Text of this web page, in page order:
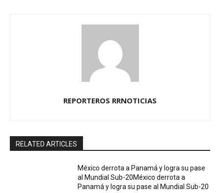
REPORTEROS RRNOTICIAS
RELATED ARTICLES
México derrota a Panamá y logra su pase
al Mundial Sub-20México derrota a
Panamá y logra su pase al Mundial Sub-20